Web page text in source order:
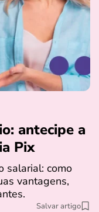
antecipe a
Pix
salarial: como
vantagens,
Salvar artigo